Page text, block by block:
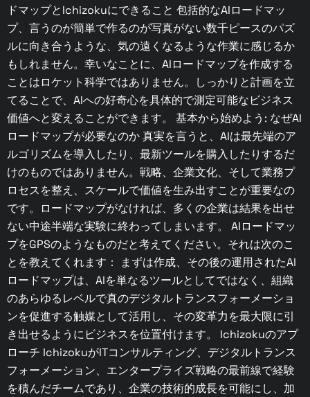
ドマップとIchizokuにできること 包括的なAIロードマッ
プ、言うのが簡単で作るのが写真がない数千ピースのパズ
ルに向き合うような、気の遠くなるような作業に感じるか
もしれません。幸いなことに、AIロードマップを作成する
ことはロケット科学ではありません。しっかりと計画を立
てることで、AIへの好奇心を具体的で測定可能なビジネス
価値へと変えることができます。 基本から始めよう: なぜAI
ロードマップが必要なのか 真実を言うと、AIは最先端のア
ルゴリズムを導入したり、最新ツールを購入したりするだ
けのものではありません。戦略、企業文化、そして業務プ
ロセスを整え、スケールで価値を生み出すことが重要なの
です。ロードマップがなければ、多くの企業は結果を出せ
ない中途半端な実験に終わってしまいます。 AIロードマッ
プをGPSのようなものだと考えてください。それは次のこ
とを教えてくれます： まずは作成、その後の運用されたAI
ロードマップは、AIを単なるツールとしてではなく、組織
のあらゆるレベルで真のデジタルトランスフォーメーショ
ンを促進する触媒として活用し、その変革力を最大限に引
き出せるようにビジネスを位置付けます。 Ichizokuのアプ
ローチ IchizokuがITコンサルティング、デジタルトランス
フォーメーション、エンタープライズ戦略の最前線で経験
を積んだチームであり、企業の技術的成長を可能にし、加